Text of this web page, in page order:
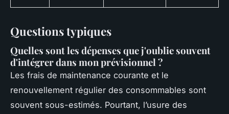
Questions typiques
Quelles sont les dépenses que j'oublie souvent
d'intégrer dans mon prévisionnel ?
Les frais de maintenance courante et le
renouvellement régulier des consommables sont
souvent sous-estimés. Pourtant, l’usure des